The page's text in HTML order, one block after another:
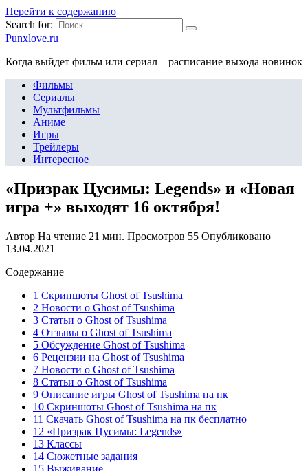
Перейти к содержанию
Search for:
Punxlove.ru
Когда выйдет фильм или сериал – расписание выхода новинок
Фильмы
Сериалы
Мультфильмы
Аниме
Игры
Трейлеры
Интересное
«Призрак Цусимы: Legends» и «Новая
игра +» выходят 16 октября!
Автор На чтение 21 мин. Просмотров 55 Опубликовано
13.04.2021
Содержание
1 Скриншоты Ghost of Tsushima
2 Новости о Ghost of Tsushima
3 Статьи о Ghost of Tsushima
4 Отзывы о Ghost of Tsushima
5 Обсуждение Ghost of Tsushima
6 Рецензии на Ghost of Tsushima
7 Новости о Ghost of Tsushima
8 Статьи о Ghost of Tsushima
9 Описание игры Ghost of Tsushima на пк
10 Скриншоты Ghost of Tsushima на пк
11 Скачать Ghost of Tsushima на пк бесплатно
12 «Призрак Цусимы: Legends»
13 Классы
14 Сюжетные задания
15 Выживание